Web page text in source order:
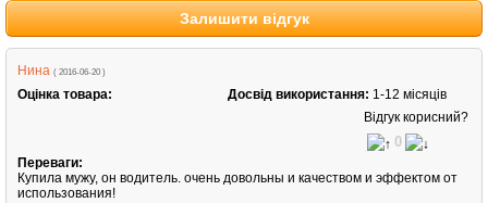
Залишити відгук
Нина ( 2016-06-20 )
Оцінка товара: Досвід використання: 1-12 місяців
Відгук корисний?
0
Переваги:
Купила мужу, он водитель. очень довольны и качеством и эффектом от
использования!